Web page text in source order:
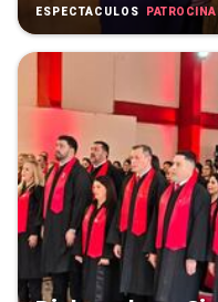
ESPECTÁCULOS